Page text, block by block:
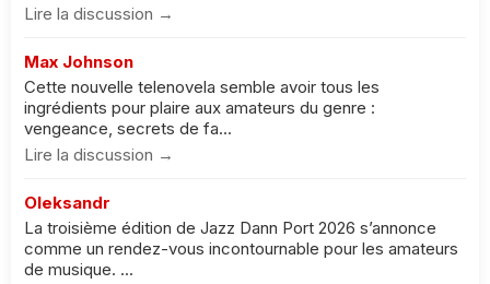
Lire la discussion →
Max Johnson
Cette nouvelle telenovela semble avoir tous les
ingrédients pour plaire aux amateurs du genre :
vengeance, secrets de fa...
Lire la discussion →
Oleksandr
La troisième édition de Jazz Dann Port 2026 s’annonce
comme un rendez-vous incontournable pour les amateurs
de musique. ...